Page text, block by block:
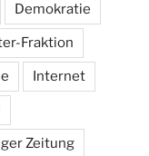
Demokratie
Fraktion
Internet
Zeitung